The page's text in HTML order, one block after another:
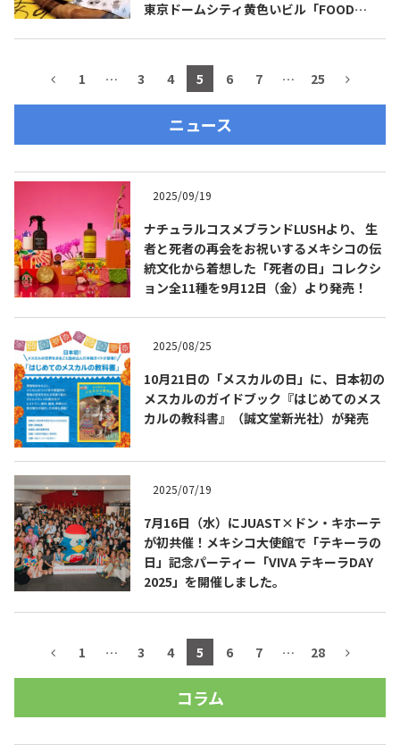
東京ドームシティ黄色いビル「FOOD
1 … 3 4 5 6 7 … 25
ニュース
2025/09/19
ナチュラルコスメブランドLUSHより、 生
者と死者の再会をお祝いするメキシコの伝
統文化から着想した「死者の日」コレクシ
ョン全11種を9月12日（金）より発売！
2025/08/25
10月21日の「メスカルの日」に、日本初の
メスカルのガイドブック『はじめてのメス
カルの教科書』（誠文堂新光社）が発売
2025/07/19
7月16日（水）にJUAST×ドン・キホーテ
が初共催！メキシコ大使館で「テキーラの
日」記念パーティー「VIVA テキーラDAY
2025」を開催しました。
1 … 3 4 5 6 7 … 28
コラム